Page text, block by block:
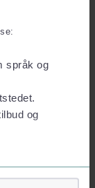
språk og
og